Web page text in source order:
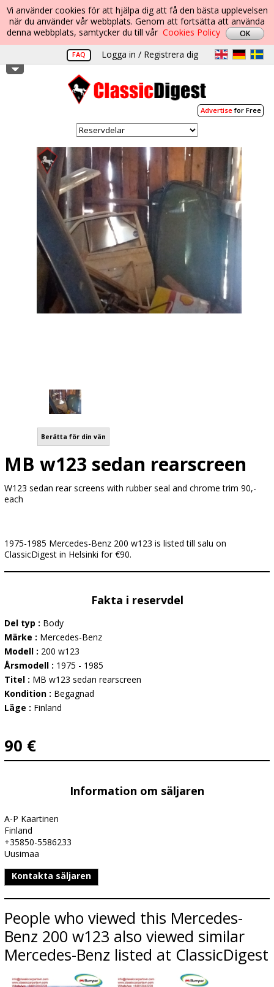
Vi använder cookies för att hjälpa dig att få den bästa upplevelsen
när du använder vår webbplats. Genom att fortsätta att använda
denna webbplats, samtycker du till vår Cookies Policy
FAQ Logga in / Registrera dig
Advertisefor Free
Berätta för din vän
MB w123 sedan rearscreen
W123 sedan rear screens with rubber seal and chrome trim 90,-
each
1975-1985 Mercedes-Benz 200 w123 is listed till salu on
ClassicDigest in Helsinki for €90.
Fakta i reservdel
Del typ : Body
Märke : Mercedes-Benz
Modell : 200 w123
Årsmodell : 1975 - 1985
Titel : MB w123 sedan rearscreen
Kondition : Begagnad
Läge : Finland
90 €
Information om säljaren
A-P Kaartinen
Finland
+35850-5586233
Uusimaa
Kontakta säljaren
People who viewed this Mercedes-
Benz 200 w123 also viewed similar
Mercedes-Benz listed at ClassicDigest